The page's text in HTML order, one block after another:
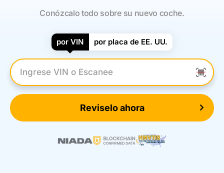
Conózcalo todo sobre su nuevo coche.
por VIN por placa de EE. UU.
Introduzca el VIN
Reviselo ahora